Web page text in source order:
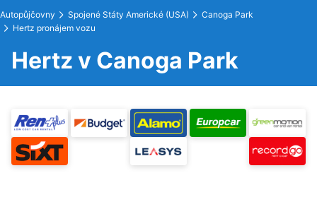
Autopůjčovny Spojené Státy Americké (USA)
Canoga Park
Hertz pronájem vozu
Hertz v Canoga Park